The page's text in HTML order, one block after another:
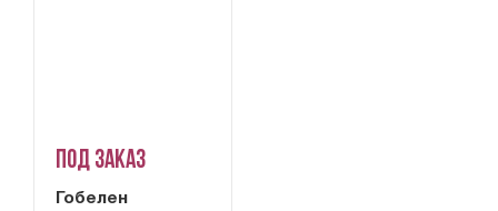
Под заказ
Гобелен